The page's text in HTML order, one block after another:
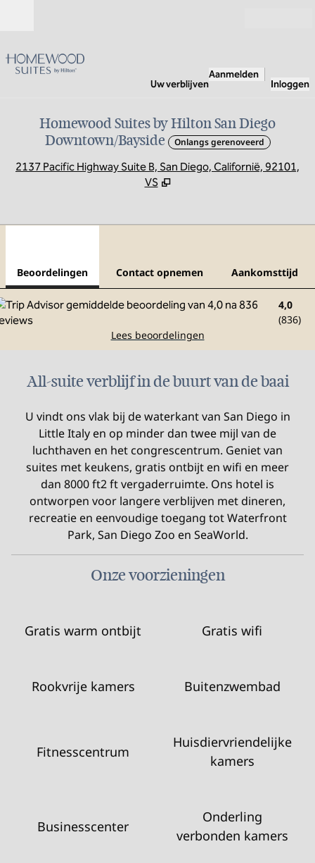
Uw verblijven
Aanmelden
Inloggen
Homewood Suites by Hilton San Diego
Downtown/Bayside
Onlangs gerenoveerd
2137 Pacific Highway Suite B, San Diego, Californië, 92101,
VS
Beoordelingen Contact opnemen Aankomsttijd
4,0
(836)
Lees beoordelingen
All-suite verblijf in de buurt van de baai
U vindt ons vlak bij de waterkant van San Diego in
Little Italy en op minder dan twee mijl van de
luchthaven en het congrescentrum. Geniet van
suites met keukens, gratis ontbijt en wifi en meer
dan 8000 ft2 ft vergaderruimte. Ons hotel is
ontworpen voor langere verblijven met dineren,
recreatie en eenvoudige toegang tot Waterfront
Park, San Diego Zoo en SeaWorld.
Onze voorzieningen
Gratis warm ontbijt Gratis wifi
Rookvrije kamers Buitenzwembad
Fitness­centrum
Huisdier­vriendelijke
kamers
Business­center
Onderling
verbonden kamers